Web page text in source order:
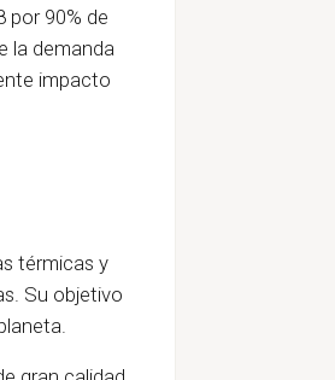
por 90% de
la demanda
impacto
térmicas y
Su objetivo